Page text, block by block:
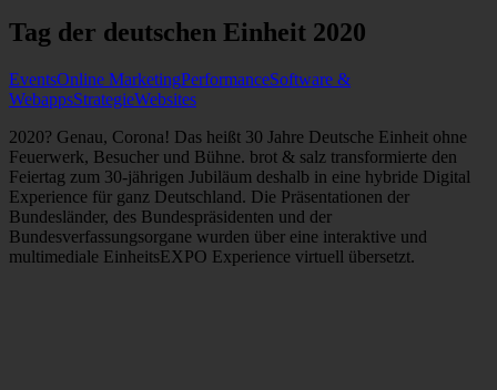
Tag der deutschen Einheit 2020
EventsOnline MarketingPerformanceSoftware &
WebappsStrategieWebsites
2020? Genau, Corona! Das heißt 30 Jahre Deutsche Einheit ohne
Feuerwerk, Besucher und Bühne. brot & salz transformierte den
Feiertag zum 30-jährigen Jubiläum deshalb in eine hybride Digital
Experience für ganz Deutschland. Die Präsentationen der
Bundesländer, des Bundespräsidenten und der
Bundesverfassungsorgane wurden über eine interaktive und
multimediale EinheitsEXPO Experience virtuell übersetzt.